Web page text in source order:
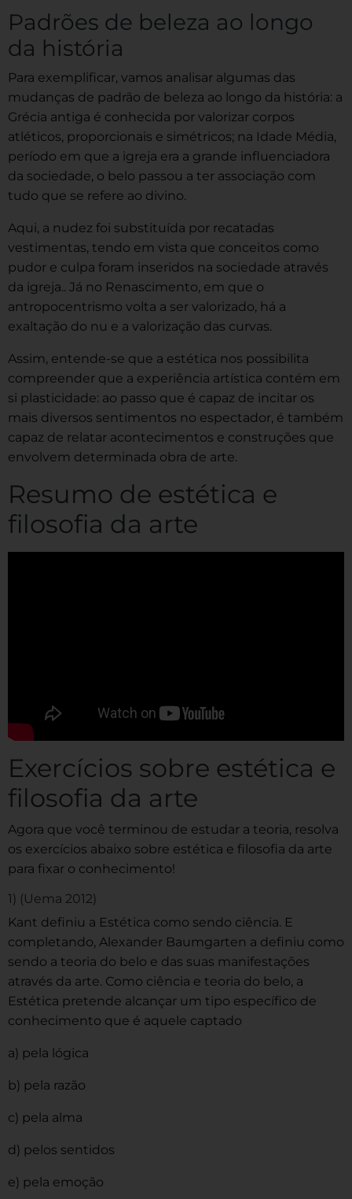
Padrões de beleza ao longo
da história
Para exemplificar, vamos analisar algumas das
mudanças de padrão de beleza ao longo da história: a
Grécia antiga é conhecida por valorizar corpos
atléticos, proporcionais e simétricos; na Idade Média,
período em que a igreja era a grande influenciadora
da sociedade, o belo passou a ter associação com
tudo que se refere ao divino.
Aqui, a nudez foi substituída por recatadas
vestimentas, tendo em vista que conceitos como
pudor e culpa foram inseridos na sociedade através
da igreja.. Já no Renascimento, em que o
antropocentrismo volta a ser valorizado, há a
exaltação do nu e a valorização das curvas.
Assim, entende-se que a estética nos possibilita
compreender que a experiência artística contém em
si plasticidade: ao passo que é capaz de incitar os
mais diversos sentimentos no espectador, é também
capaz de relatar acontecimentos e construções que
envolvem determinada obra de arte.
Resumo de estética e
filosofia da arte
Exercícios sobre estética e
filosofia da arte
Agora que você terminou de estudar a teoria, resolva
os exercícios abaixo sobre estética e filosofia da arte
para fixar o conhecimento!
1) (Uema 2012)
Kant definiu a Estética como sendo ciência. E
completando, Alexander Baumgarten a definiu como
sendo a teoria do belo e das suas manifestações
através da arte. Como ciência e teoria do belo, a
Estética pretende alcançar um tipo específico de
conhecimento que é aquele captado
a) pela lógica
b) pela razão
c) pela alma
d) pelos sentidos
e) pela emoção